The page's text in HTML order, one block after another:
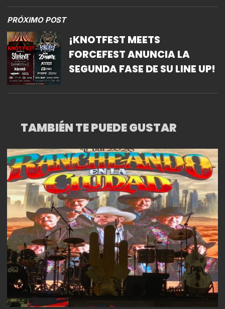
PRÓXIMO POST
¡KNOTFEST MEETS
FORCEFEST ANUNCIA LA
SEGUNDA FASE DE SU LINE UP!
TAMBIÉN TE PUEDE GUSTAR